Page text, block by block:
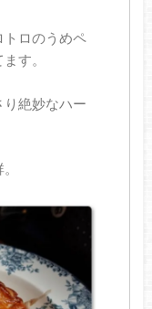
トロのうめペ
す。
絶妙なハー